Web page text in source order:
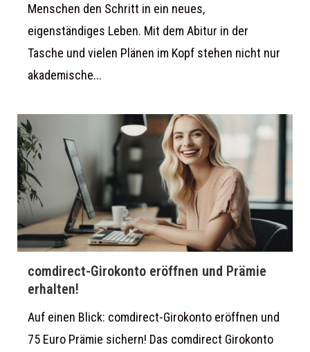
Menschen den Schritt in ein neues,
eigenständiges Leben. Mit dem Abitur in der
Tasche und vielen Plänen im Kopf stehen nicht nur
akademische...
comdirect-Girokonto eröffnen und Prämie
erhalten!
Auf einen Blick: comdirect-Girokonto eröffnen und
75 Euro Prämie sichern! Das comdirect Girokonto